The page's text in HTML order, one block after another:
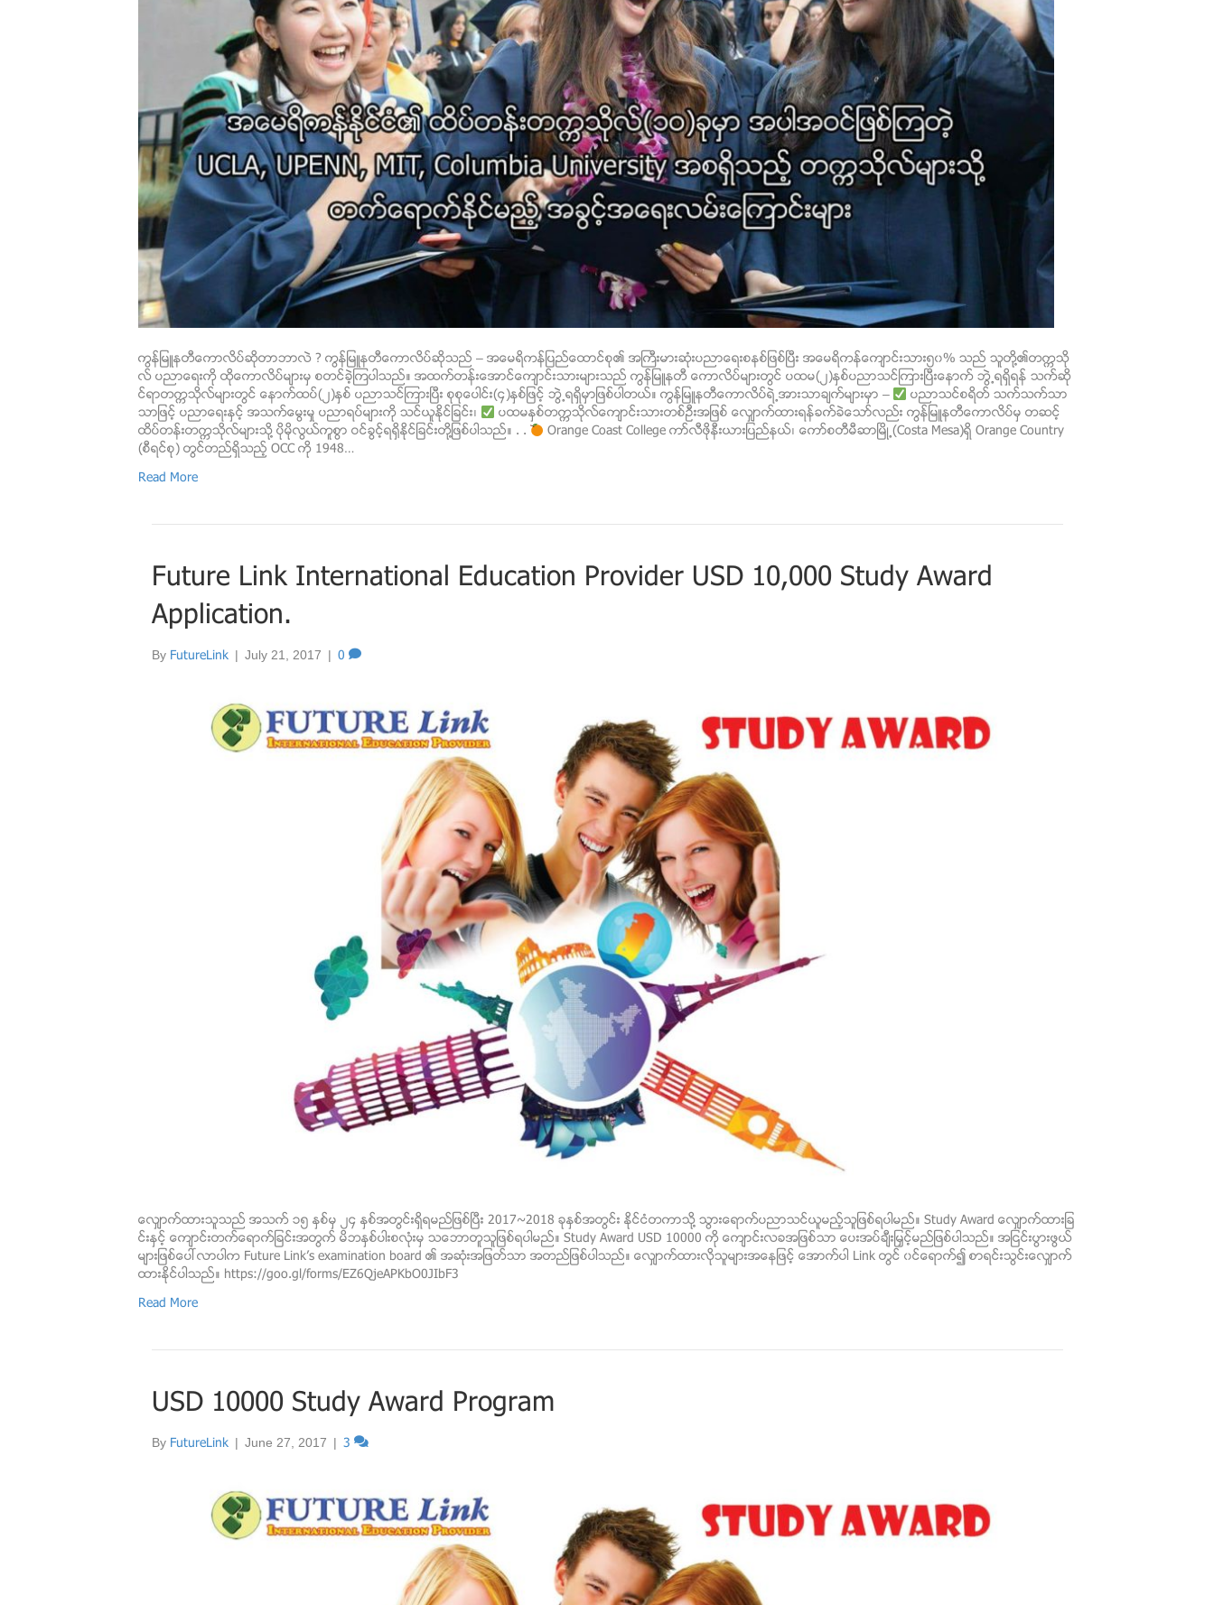
ကြန္ျမဴနတီေကာလိပ္ဆိုတာဘာလဲ ? ကြန္ျမဴနတီေကာလိပ္ဆိုသည္ – အေမရိကန္ျပည္ေထာင္စု၏ အႀကီးမားဆံုးပညာေရးစနစ္ျဖစ္​ၿပီး အေမရိကန္ေက်ာင္းသား၅၀% သည္ သူတို႔၏တကၠသို
လ္ ပညာေရးကို ထိုေကာလိပ္မ်ားမွ စတင္ခဲ့ၾကပါသည္။ အထက္တန္းေအာင္ေက်ာင္းသားမ်ားသည္ ကြန္ျမဴနတီ ​ေကာလိပ္မ်ားတြင္ ပထမ(၂)ႏွစ္ပညာသင္ၾကားၿပီးေနာက္ ဘြဲ႕ရရွိရန္ သက္ဆို
င္ရာတကၠသိုလ္မ်ားတြင္ ေနာက္ထပ္(၂)ႏွစ္ ပညာသင္ၾကားၿပီး စုစုေပါင္း(၄)ႏွစ္ျဖင့္ ဘြဲ႕ရရွိမွာျဖစ္ပါတယ္။ ကြန္ျမဴနတီေကာလိပ္ရဲ႕အားသာခ်က္မ်ားမွာ –
ပညာသင္စရိတ္ သက္သက္သာ
သာျဖင့္ ပညာေရးႏွင့္ အသက္ေမြးမႈ ပညာရပ္မ်ားကို သင္ယူႏိုင္ျခင္း၊
ပထမႏွစ္တကၠသိုလ္ေက်ာင္းသားတစ္ဦးအျဖစ္​ ​ေလွ်ာက္ထားရန္ခက္ခဲေသာ္လည္း ကြန္ျမဴနတီေကာလိပ္မွ တဆင့္
ထိပ္တန္းတကၠသိုလ္မ်ားသို႔ ပိုမိုလြယ္ကူစြာ ဝင္ခြင့္ရ႐ွိႏိုင္ျခင္းတို႔ျဖစ္ပါသည္​။ . .
Orange Coast College ကာ္လီဖိုနီးယားျပည္နယ္၊ ေကာ္စတီမီဆာၿမိဳ႕(Costa Mesa)ရွိ Orange Country
(စီရင္စု) တြင္တည္ရွိသည့္ OCC ကို 1948…
Read More
Future Link International Education Provider USD 10,000 Study Award
Application.
By FutureLink | July 21, 2017 | 0
ေလွ်ာက္ထားသူသည္ အသက္ ၁၅ ႏွစ္မွ ၂၄ ႏွစ္အတြင္းရွိရမည္ျဖစ္ၿပီး 2017~2018 ခုႏွစ္အတြင္း ႏိုင္ငံတကာသို႔ သြားေရာက္ပညာသင္ယူမည့္သူျဖစ္ရပါမည္။ Study Award ေလွ်ာက္ထားျခ
င္းႏွင့္ ေက်ာင္းတက္ေရာက္ျခင္းအတြက္ မိဘႏွစ္ပါးစလံုးမွ သေဘာတူသူျဖစ္ရပါမည္။ Study Award USD 10000 ကို ေက်ာင္းလခအျဖစ္သာ ေပးအပ္ခ်ီးျမွင့္မည္ျဖစ္ပါသည္။ အျငင္းပြားဖြယ္
မ်ားျဖစ္ေပၚလာပါက Future Link’s examination board ၏ အဆံုးအျဖတ္သာ အတည္ျဖစ္ပါသည္။ ေလ်ွာက္ထားလိုသူမ်ားအေနျဖင့္ ေအာက္ပါ Link တြင္ ၀င္ေရာက္၍ စာရင္းသြင္းေလ်ွာက္
ထားနုိင္ပါသည္။ https://goo.gl/forms/EZ6QjeAPKbO0JIbF3
Read More
USD 10000 Study Award Program
By FutureLink | June 27, 2017 | 3